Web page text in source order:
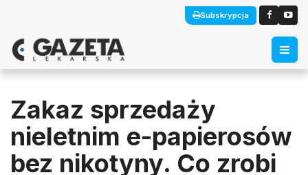
Subskrypcja
Zakaz sprzedaży
nieletnim e-papierosów
bez nikotyny. Co zrobi